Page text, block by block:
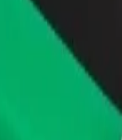
Filialı
Filialı? Istraži naše
Preuzmi